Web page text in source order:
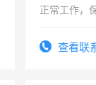
正常工作，
录，客服要
查看联